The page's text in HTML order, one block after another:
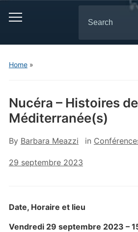
for:
Home»
Nucéra – Histoires de
Méditerranée(s)
By Barbara Meazzi in
29 septembre 2023
Date, Horaire et lieu
Vendredi 29 septembre 2023 –